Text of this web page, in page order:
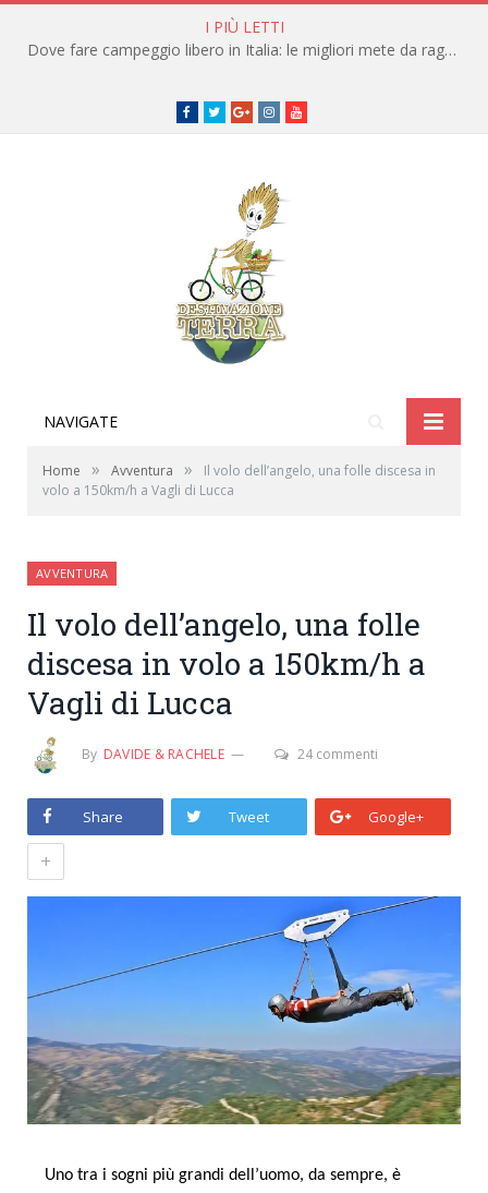
I PIÙ LETTI
Dove fare campeggio libero in Italia: le migliori mete da raggiungere in traghetto
Facebook
TwitterGoogle+instagramyoutube
NAVIGATE
Home » Avventura »
Il volo dell’angelo, una folle discesa in
volo a 150km/h a Vagli di Lucca
AVVENTURA
Il volo dell’angelo, una folle
discesa in volo a 150km/h a
Vagli di Lucca
By DAVIDE & RACHELE 24 commenti
Share Tweet Google+
+
Uno tra i sogni più grandi dell’uomo, da sempre, è